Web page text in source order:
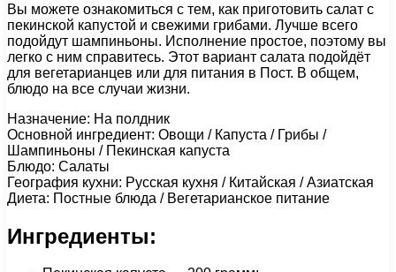
Вы можете ознакомиться с тем, как приготовить салат с
пекинской капустой и свежими грибами. Лучше всего
подойдут шампиньоны. Исполнение простое, поэтому вы
легко с ним справитесь. Этот вариант салата подойдёт
для вегетарианцев или для питания в Пост. В общем,
блюдо на все случаи жизни.
Назначение: На полдник
Основной ингредиент: Овощи / Капуста / Грибы /
Шампиньоны / Пекинская капуста
Блюдо: Салаты
География кухни: Русская кухня / Китайская / Азиатская
Диета: Постные блюда / Вегетарианское питание
Ингредиенты: